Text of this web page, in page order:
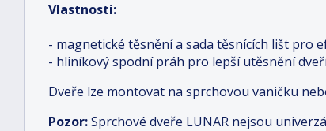
Vlastnosti:
- magnetické těsnění a sada těsnících lišt pro
- hliníkový spodní práh pro lepší utěsnění
Dveře lze montovat na sprchovou vaničku
Pozor:Sprchové dveře LUNAR nejsou